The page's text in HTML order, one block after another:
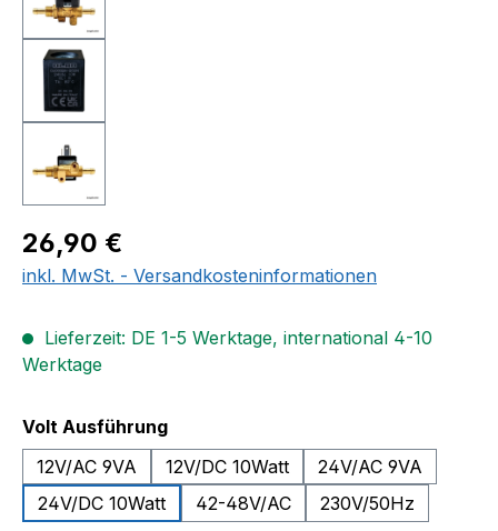
Regulärer Preis:
26,90 €
inkl. MwSt. - Versandkosteninformationen
Lieferzeit: DE 1-5 Werktage, international 4-10
Werktage
Volt Ausführungauswählen
12V/AC 9VA
12V/DC 10Watt
24V/AC 9VA
24V/DC 10Watt
42-48V/AC 230V/50Hz